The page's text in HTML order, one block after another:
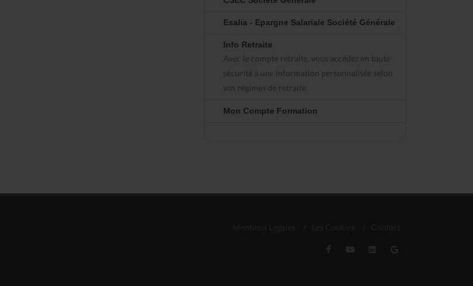
Esalia - Epargne Salariale Société Générale
Info Retraite
Avec le compte retraite, vous accédez en toute
sécurité à une information personnalisée selon
vos régimes de retraite.
Mon Compte Formation